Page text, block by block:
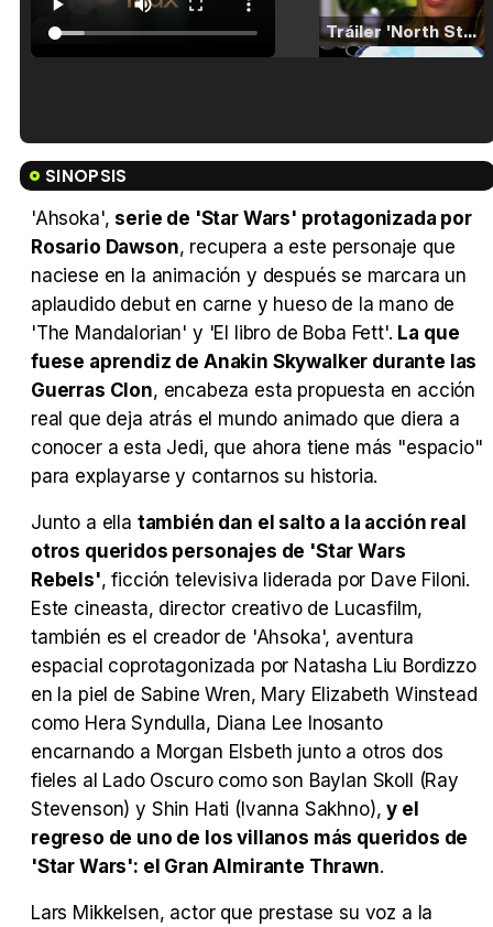
Tráiler 'North Star' (2023)
Tráiler en español de 'La isla olvidada'
Tráiler 'Vida perra' (2026)
Tráiler Oficial en VOSE 'The Audacity'
Tráiler 'Do Not Enter' (2026)
SINOPSIS
'Ahsoka',serie de 'Star Wars' protagonizada por
Rosario Dawson, recupera a este personaje que
naciese en la animación y después se marcara un
aplaudido debut en carne y hueso de la mano de
'The Mandalorian' y 'El libro de Boba Fett'. La que
fuese aprendiz de Anakin Skywalker durante las
Guerras Clon, encabeza esta propuesta en acción
real que deja atrás el mundo animado que diera a
conocer a esta Jedi, que ahora tiene más "espacio"
para explayarse y contarnos su historia.
Junto a ella también dan el salto a la acción real
otros queridos personajes de 'Star Wars
Rebels', ficción televisiva liderada por Dave Filoni.
Este cineasta, director creativo de Lucasfilm,
también es el creador de 'Ahsoka', aventura
espacial coprotagonizada por Natasha Liu Bordizzo
en la piel de Sabine Wren, Mary Elizabeth Winstead
como Hera Syndulla, Diana Lee Inosanto
encarnando a Morgan Elsbeth junto a otros dos
fieles al Lado Oscuro como son Baylan Skoll (Ray
Stevenson) y Shin Hati (Ivanna Sakhno),y el
regreso de uno de los villanos más queridos de
'Star Wars': el Gran Almirante Thrawn.
Lars Mikkelsen, actor que prestase su voz a la